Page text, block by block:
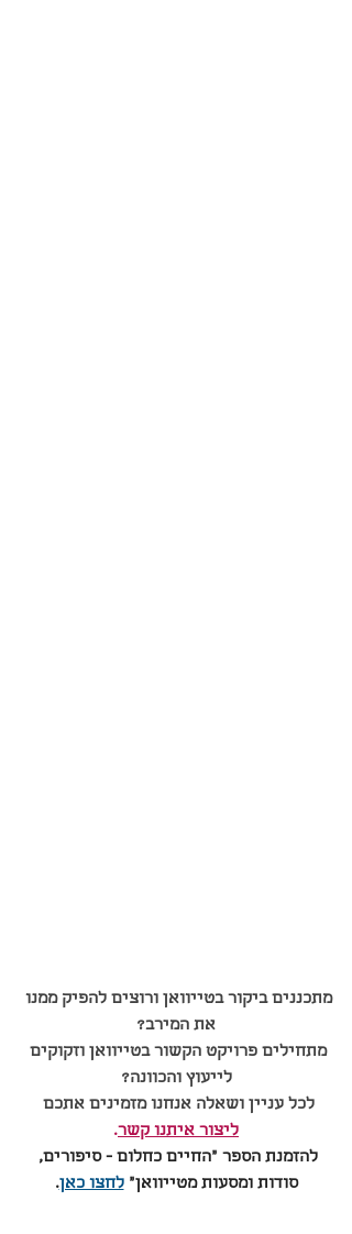
מתכננים ביקור בטייוואן ורוצים להפיק ממנו
את המירב?
מתחילים פרויקט הקשור בטייוואן וזקוקים
לייעוץ והכוונה?
לכל עניין ושאלה אנחנו מזמינים אתכם
ליצור איתנו קשר.
להזמנת הספר ״החיים כחלום - סיפורים,
סודות ומסעות מטייוואן״ לחצו כאן.